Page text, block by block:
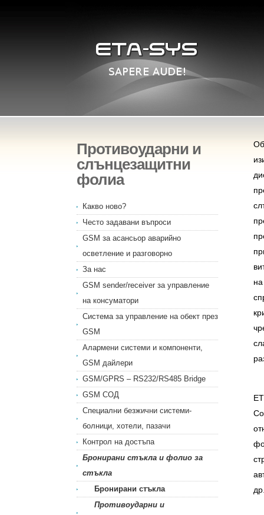
Противоударни и
слънцезащитни
фолиа
Какво ново?
Често задавани въпроси
GSM за асансьор аварийно
осветление и разговорно
За нас
GSM sender/receiver за управление
на консуматори
Система за управление на обект през
GSM
Алармени системи и компоненти,
GSM дайлери
GSM/GPRS – RS232/RS485 Bridge
GSM СОД
Специални безжични системи-
болници, хотели, пазачи
Контрол на достъпа
Бронирани стъкла и фолио за
стъкла
Бронирани стъкла
Противоударни и